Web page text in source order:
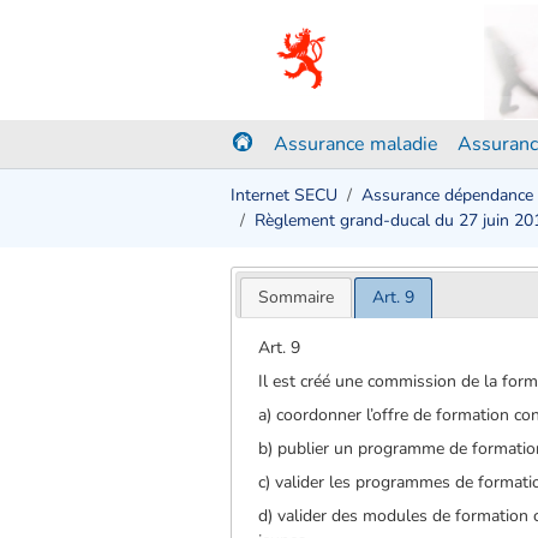
Assurance maladie
Internet SECU Assurance dépendance
Règlement grand-ducal du 27 juin
Sommaire Art. 9
Art. 9
Il est créé une commission de la
a) coordonner l’offre de formation
b) publier un programme de
c) valider les programmes de
d) valider des modules de formation